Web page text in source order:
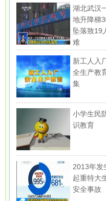
湖北武汉
地升降梯
坠落致19
难
新工人入
全生产教
集
小学生民
识教育
2013年发
起重特大
安全事故